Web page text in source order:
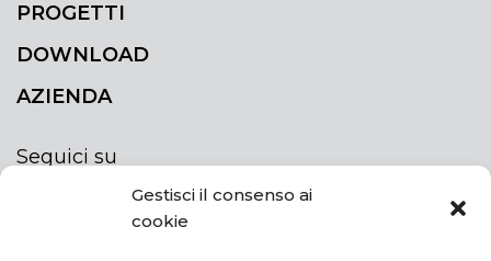
Gestisci il consenso ai
cookie
PROGETTI
DOWNLOAD
AZIENDA
Seguici su